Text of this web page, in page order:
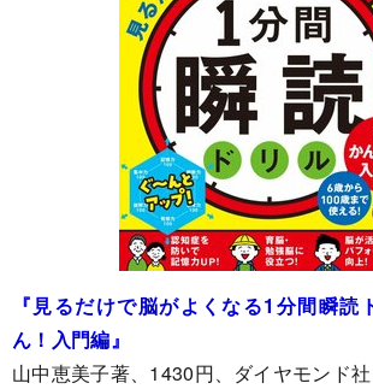
『見るだけで脳がよくなる1分間瞬
ん！入門編』
山中恵美子著、1430円、ダイヤモンド社